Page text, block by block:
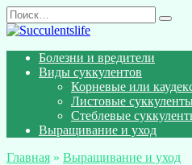
Перейти
к
Search
for:
Болезни и вредители
Виды суккулентов
Корневые или
Листовые
Стеблевые
Выращивание и уход
Главная » Выращивание и уход